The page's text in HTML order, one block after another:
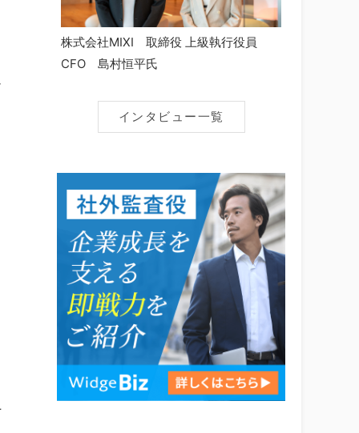
株式会社MIXI 取締役 上級執行役員
CFO 島村恒平氏
インタビュー一覧